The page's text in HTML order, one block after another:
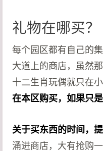
礼物在哪买？
每个园区都有自己的
大道上的商店，虽然
十二生肖玩偶就只在小
在本区购买，如果只
关于买东西的时间，
涌进商店，大有抢购